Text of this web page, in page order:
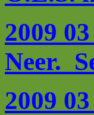
2009
Neer.
2009